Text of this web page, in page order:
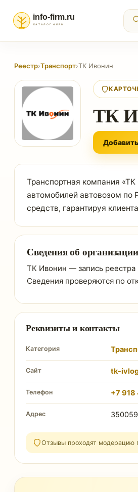
Реестр›Транспорт›ТК Ивонин
ТК
Транспортная компания
автомобилей автовозом по
средств, гарантируя
Сведения об организации
ТК Ивонин — запись реестра
Сведения проверяются по
Реквизиты и контакты
Категория
Сайт tk-
Телефон +7
Адрес
Отзывы проходят модерацию